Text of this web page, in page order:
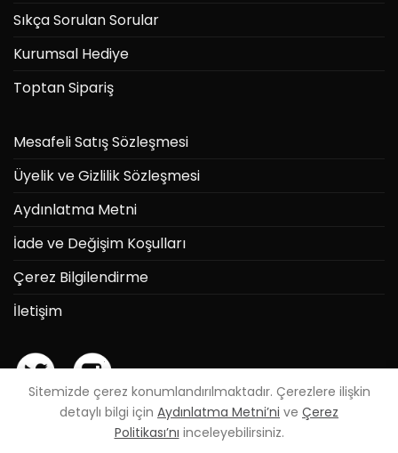
Sıkça Sorulan Sorular
Kurumsal Hediye
Toptan Sipariş
Mesafeli Satış Sözleşmesi
Üyelik ve Gizlilik Sözleşmesi
Aydınlatma Metni
İade ve Değişim Koşulları
Çerez Bilgilendirme
İletişim
Sitemizde çerez konumlandırılmaktadır. Çerezlere ilişkin
detaylı bilgi için Aydınlatma Metni’ni ve Çerez
Politikası’nı inceleyebilirsiniz.